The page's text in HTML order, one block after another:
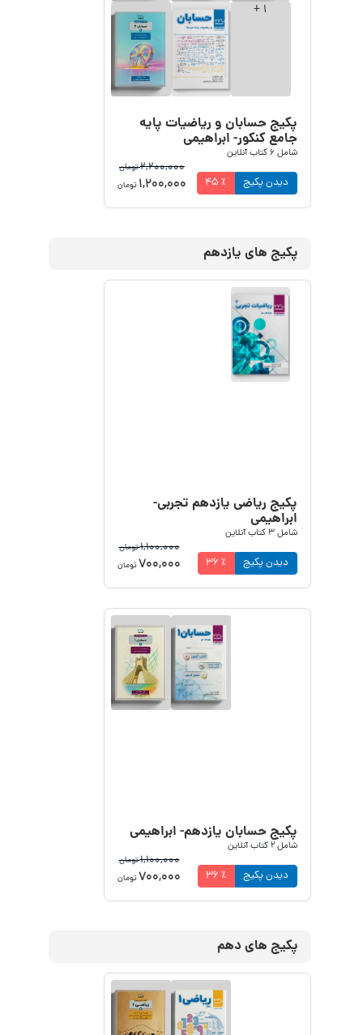
+ 1
پکیج حسابان و ریاضیات پایه
جامع کنکور- ابراهیمی
شامل 6کتاب آنلاین
45 ٪ دیدن پکیج
2,200,000تومان
1,200,000 تومان
پکیج های یازدهم
پکیج ریاضی یازدهم تجربی-
ابراهیمی
شامل3کتاب آنلاین
36 ٪ دیدن پکیج
1,100,000تومان
700,000تومان
پکیج حسابان یازدهم- ابراهیمی
شامل2کتاب آنلاین
36 ٪ دیدن پکیج
1,100,000تومان
700,000تومان
پکیج های دهم